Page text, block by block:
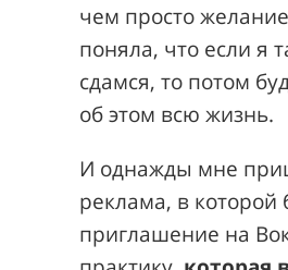
чем просто
поняла, что если я
сдамся, то потом
об этом всю жизнь.
И однажды мне
реклама, в которой
приглашение на